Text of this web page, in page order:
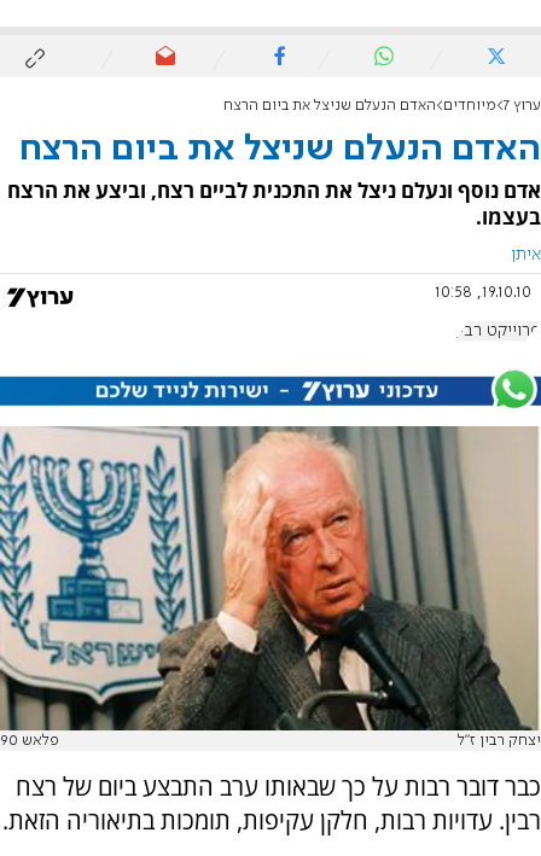
ערוץ 7 מיוחדים האדם הנעלם שניצל את ביום הרצח
האדם הנעלם שניצל את ביום הרצח
אדם נוסף ונעלם ניצל את התכנית לביים רצח, וביצע את הרצח
בעצמו.
איתן
19.10.10, 10:58
פרוייקט רבין
יצחק רבין ז"ל פלאש 90
כבר דובר רבות על כך שבאותו ערב התבצע ביום של רצח
רבין. עדויות רבות, חלקן עקיפות, תומכות בתיאוריה הזאת.